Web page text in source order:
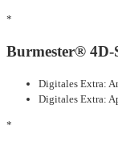
*
Burmester® 4D-
Digitales Extra:
Digitales Extra:
*